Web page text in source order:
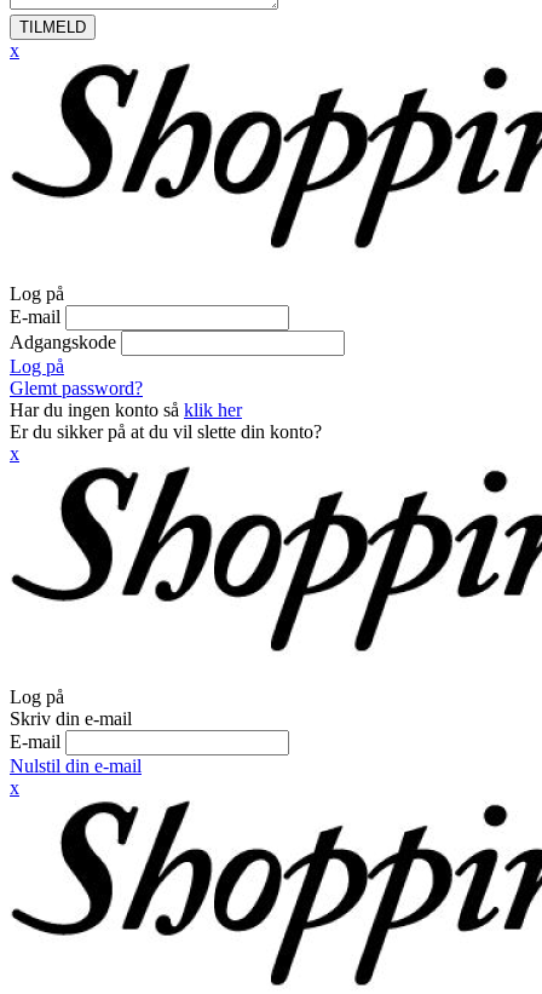
TILMELD
x
Log på
E-mail
Adgangskode
Log på
Glemt password?
Har du ingen konto så klik her
Er du sikker på at du vil slette din konto?
x
Log på
Skriv din e-mail
E-mail
Nulstil din e-mail
x